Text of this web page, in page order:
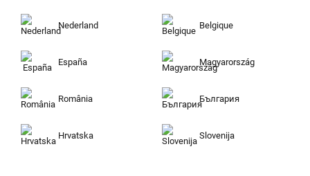
Nederland Belgique
España Magyarország
România България
Hrvatska Slovenija